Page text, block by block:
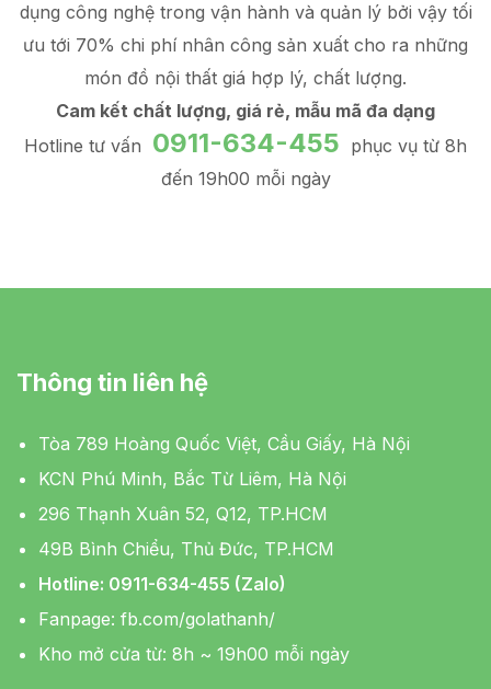
dụng công nghệ trong vận hành và quản lý bởi vậy tối
ưu tới 70% chi phí nhân công sản xuất cho ra những
món đồ nội thất giá hợp lý, chất lượng.
Cam kết chất lượng, giá rẻ, mẫu mã đa dạng
Hotline tư vấn 0911-634-455 phục vụ từ 8h
đến 19h00 mỗi ngày
Thông tin liên hệ
Tòa 789 Hoàng Quốc Việt, Cầu Giấy, Hà Nội
KCN Phú Minh, Bắc Từ Liêm, Hà Nội
296 Thạnh Xuân 52, Q12, TP.HCM
49B Bình Chiểu, Thủ Đức, TP.HCM
Hotline: 0911-634-455 (Zalo)
Fanpage: fb.com/golathanh/
Kho mở cửa từ: 8h ~ 19h00 mỗi ngày